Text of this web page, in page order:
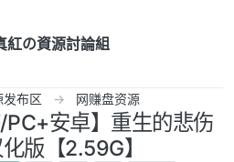
紅の資源討論組
发布区 网赚盘资源
/PC+安卓】重生的悲伤
版【2.59G】